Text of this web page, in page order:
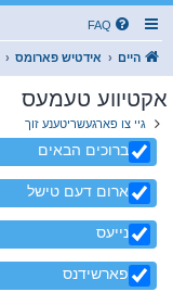
FAQ
היים אידטיש פארומס
אקטיווע טעמעס
גיי צו פארגעשריטענע זוך
ברוכים הבאים
ארום דעם טישל
נייעס
פארשידנס